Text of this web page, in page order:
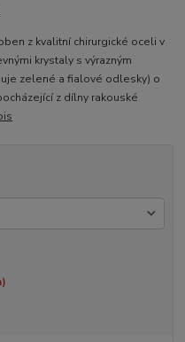
z kvalitní chirurgické oceli v
krystaly s výrazným
zelené a fialové odlesky) o
z dílny rakouské